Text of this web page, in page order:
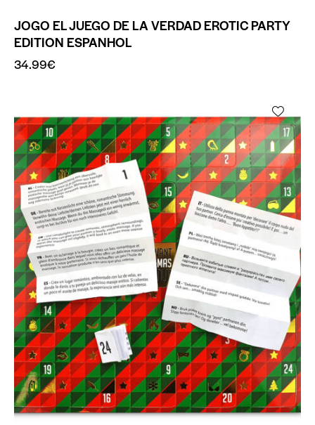
JOGO EL JUEGO DE LA VERDAD EROTIC PARTY
EDITION ESPANHOL
34.99€